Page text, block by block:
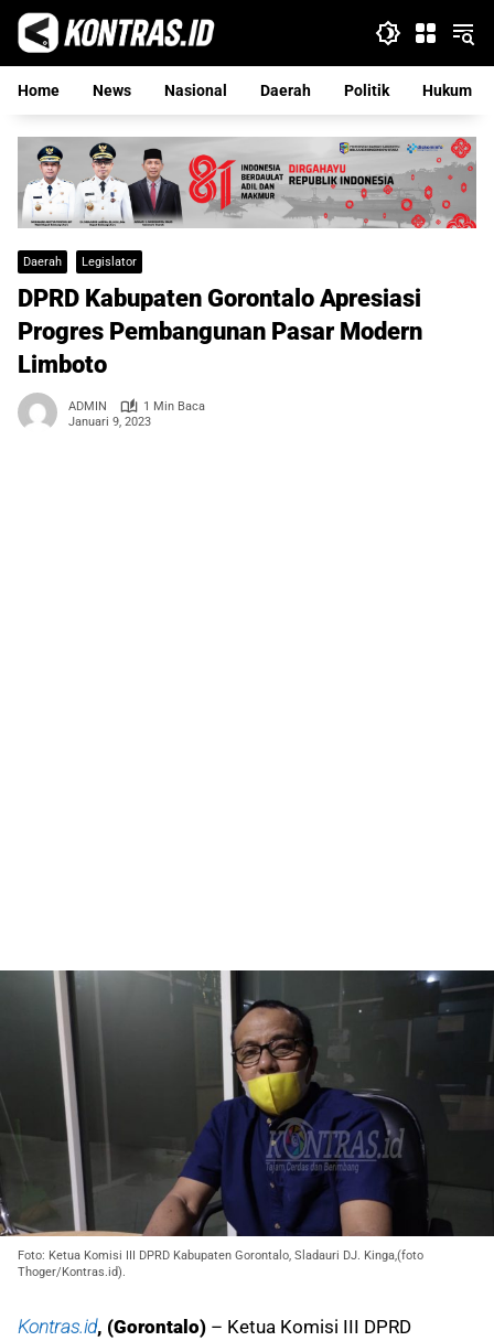
Langsung
konten
Home
News Nasional Daerah Politik Hukum
Daerah Legislator
DPRD Kabupaten Gorontalo Apresiasi
Progres Pembangunan Pasar Modern
Limboto
ADMIN
1 Min Baca
Januari 9, 2023
Foto: Ketua Komisi III DPRD Kabupaten Gorontalo, Sladauri DJ. Kinga,(foto
Thoger/Kontras.id).
Kontras.id, (Gorontalo) – Ketua Komisi III DPRD